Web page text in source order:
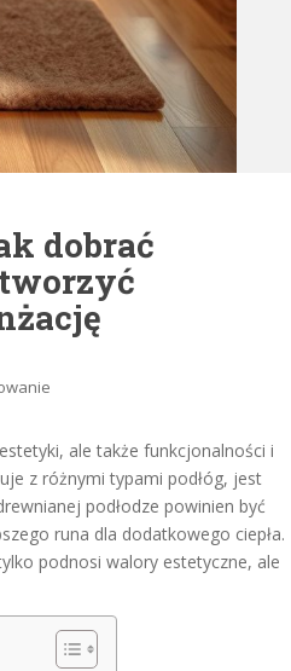
dobrać
ale także funkcjonalności i
z różnymi typami podłóg, jest
podłodze powinien być
runa dla dodatkowego ciepła.
podnosi walory estetyczne, ale